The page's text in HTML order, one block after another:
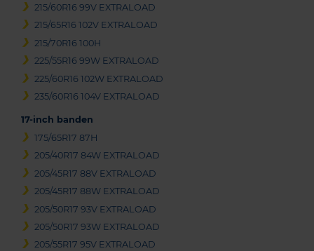
215/60R16 99V EXTRALOAD
215/65R16 102V EXTRALOAD
215/70R16 100H
225/55R16 99W EXTRALOAD
225/60R16 102W EXTRALOAD
235/60R16 104V EXTRALOAD
17-inch banden
175/65R17 87H
205/40R17 84W EXTRALOAD
205/45R17 88V EXTRALOAD
205/45R17 88W EXTRALOAD
205/50R17 93V EXTRALOAD
205/50R17 93W EXTRALOAD
205/55R17 95V EXTRALOAD